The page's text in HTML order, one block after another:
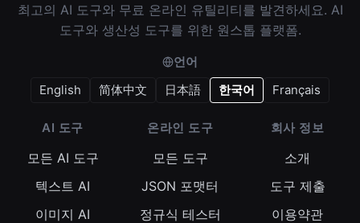
최고의 AI 도구와 무료 온라인 유틸리티를 발견하세요. AI
도구와 생산성 도구를 위한 원스톱 플랫폼.
언어
English
简体中文 日本語 한국어 Français
AI 도구
모든 AI 도구
텍스트 AI
이미지 AI
온라인 도구
모든 도구
JSON 포맷터
정규식 테스터
회사 정보
소개
도구 제출
이용약관